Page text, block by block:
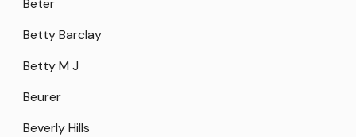
Betty Barclay
Betty M J
Beurer
Beverly Hills